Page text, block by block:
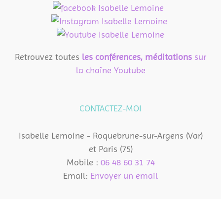
Retrouvez toutes les conférences, méditations sur
la chaîne Youtube
CONTACTEZ-MOI
Isabelle Lemoine - Roquebrune-sur-Argens (Var)
et Paris (75)
Mobile : 06 48 60 31 74
Email: Envoyer un email